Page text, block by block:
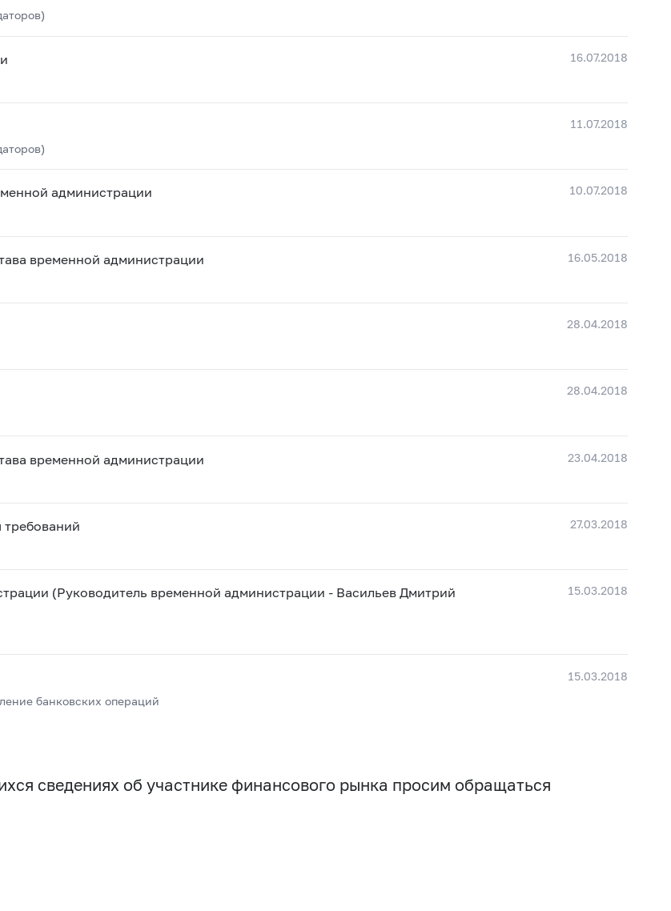
16.07.2018
11.07.2018
10.07.2018
администрации
16.05.2018
временной администрации
28.04.2018
28.04.2018
23.04.2018
временной администрации
27.03.2018
15.03.2018
(Руководитель временной администрации - Васильев Дмитрий
15.03.2018
банковских операций
сведениях об участнике финансового рынка просим обращаться